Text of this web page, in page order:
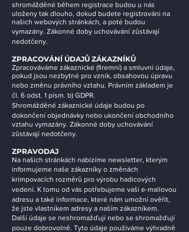
shromážděné během registrace budou u nás
uloženy tak dlouho, dokud budete registrováni na
našich webových stránkách, a poté budou
vymazány. Zákonné doby uchovávání zůstávají
nedotčeny.
ZPRACOVÁNÍ ÚDAJŮ ZÁKAZNÍKŮ
Zpracováváme zákaznické (firemní) a smluvní údaje,
pokud jsou nezbytné pro vznik, obsahovou úpravu
nebo změnu právního vztahu. Právním základem je
čl. 6 odst. 1 písm. b) GDPR.
Shromážděné zákaznické údaje budou po
dokončení objednávky nebo ukončení obchodního
vztahu vymazány. Zákonné doby uchovávání
zůstávají nedotčeny.
ZPRAVODAJ
Na našich stránkách nabízíme newsletter, kterým
informujeme naše zákazníky o změnách
krimpovacích rozměrů pro výrobu hadicových
vedení. K tomu od vás potřebujeme vaši e-mailovou
adresu a také informace, které nám umožní ověřit,
že jste vlastníkem adresy a naším zákazníkem.
Další údaje se neshromažďují nebo se shromažďují
pouze dobrovolně. Tyto údaje používáme výhradně